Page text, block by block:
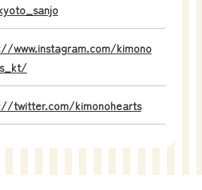
www.instagram.com/kimono
twitter.com/kimonohearts